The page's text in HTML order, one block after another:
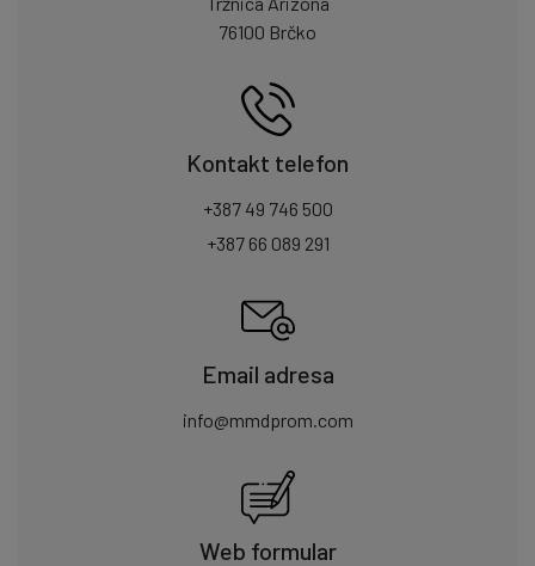
76100 Brčko
Kontakt telefon
+387 49 746 500
+387 66 089 291
Email adresa
info@mmdprom.com
Web formular